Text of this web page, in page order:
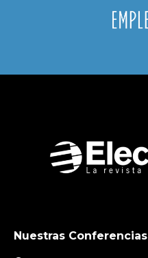
Nuestras Conferencias